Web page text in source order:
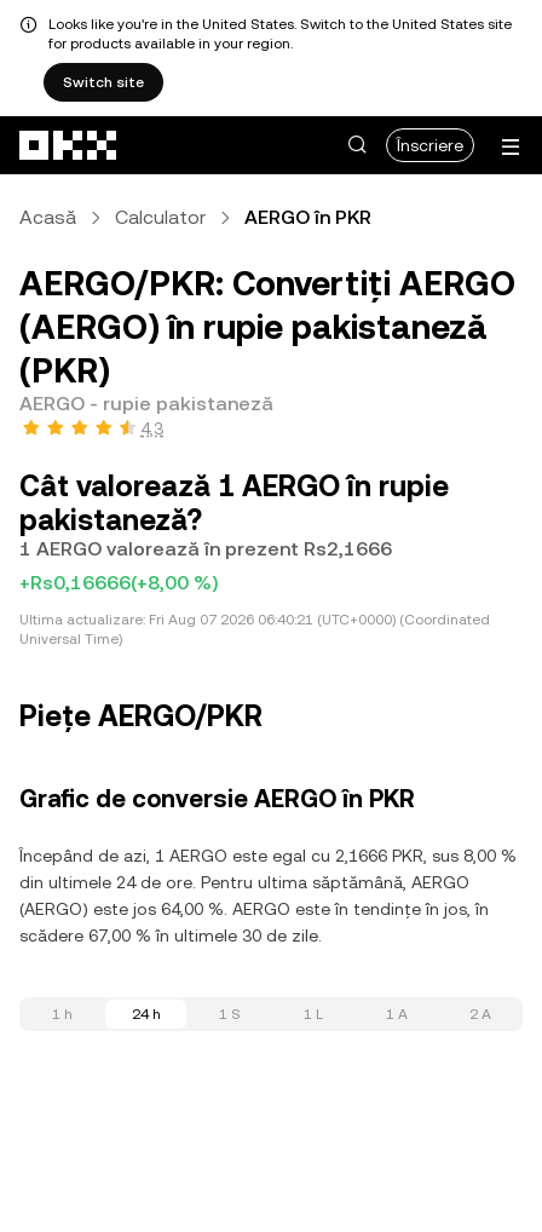
Looks like you're in the United States. Switch to the United States site
for products available in your region.
Switch site
Înscriere
Acasă Calculator AERGO în PKR
AERGO/PKR: Convertiți AERGO
(AERGO) în rupie pakistaneză
(PKR)
AERGO - rupie pakistaneză
4,3
Cât valorează 1 AERGO în rupie
pakistaneză?
1 AERGO valorează în prezent Rs2,1666
+Rs0,16666(+8,00 %)
Ultima actualizare: Fri Aug 07 2026 06:40:21 (UTC+0000) (Coordinated
Universal Time)
Piețe AERGO/PKR
Grafic de conversie AERGO în PKR
Începând de azi, 1 AERGO este egal cu 2,1666 PKR, sus 8,00 %
din ultimele 24 de ore. Pentru ultima săptămână, AERGO
(AERGO) este jos 64,00 %. AERGO este în tendințe în jos, în
scădere 67,00 % în ultimele 30 de zile.
1 h 24 h 1 S 1 L 1 A 2 A